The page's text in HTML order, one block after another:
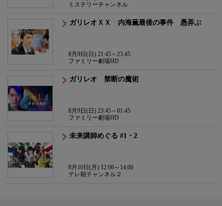
ミステリーチャンネル
ガリレオＸＸ 内海薫最後の事件 愚弄ぶ
8月9日(日) 21:45～23:45
ファミリー劇場HD
ガリレオ 禁断の魔術
8月9日(日) 23:45～01:45
ファミリー劇場HD
未来講師めぐる #1・2
8月10日(月) 12:00～14:00
テレ朝チャンネル２